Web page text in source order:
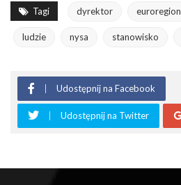
Tagi dyrektor euroregion
ludzie nysa stanowisko
Udostępnij na Facebook
Udostępnij na Twitter